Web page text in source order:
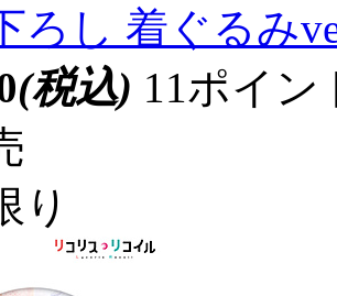
ろし 着ぐるみ
(税込) 11ポイ
り